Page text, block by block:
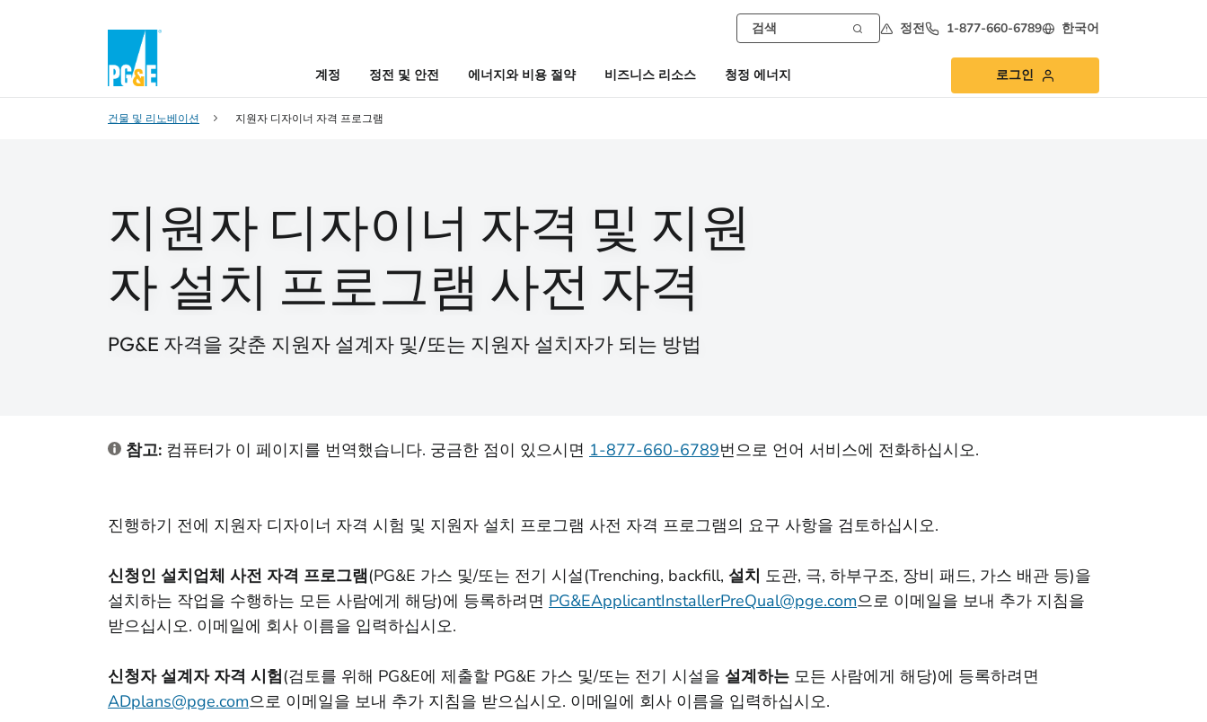
정전 1-877-660-6789 한국어
계정 정전 및 안전 에너지와 비용 절약 비즈니스 리소스 청정 에너지 로그인
건물 및 리노베이션 지원자 디자이너 자격 프로그램
지원자 디자이너 자격 및 지원
자 설치 프로그램 사전 자격
PG&E 자격을 갖춘 지원자 설계자 및/또는 지원자 설치자가 되는 방법
참고: 컴퓨터가 이 페이지를 번역했습니다. 궁금한 점이 있으시면 1-877-660-6789번으로 언어 서비스에 전화하십시오.
진행하기 전에 지원자 디자이너 자격 시험 및 지원자 설치 프로그램 사전 자격 프로그램의 요구 사항을 검토하십시오.
신청인 설치업체 사전 자격 프로그램(PG&E 가스 및/또는 전기 시설(Trenching, backfill, 설치 도관, 극, 하부구조, 장비 패드, 가스 배관 등)을
설치하는 작업을 수행하는 모든 사람에게 해당)에 등록하려면 PG&EApplicantInstallerPreQual@pge.com으로 이메일을 보내 추가 지침을
받으십시오. 이메일에 회사 이름을 입력하십시오.
신청자 설계자 자격 시험(검토를 위해 PG&E에 제출할 PG&E 가스 및/또는 전기 시설을 설계하는 모든 사람에게 해당)에 등록하려면
ADplans@pge.com으로 이메일을 보내 추가 지침을 받으십시오. 이메일에 회사 이름을 입력하십시오.